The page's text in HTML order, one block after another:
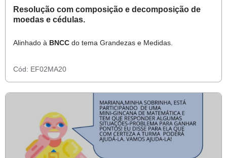
Resolução com composição e decomposição de
moedas e cédulas.
Alinhado à BNCC do tema Grandezas e Medidas.
Cód: EF02MA20